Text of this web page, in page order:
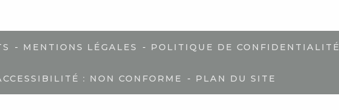
- MENTIONS LÉGALES - POLITIQUE DE CONFIDENTIALITÉ
: NON CONFORME - PLAN DU SITE